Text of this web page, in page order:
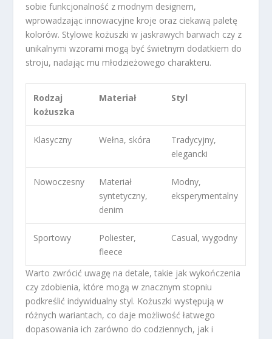
sobie funkcjonalność z modnym designem,
wprowadzając innowacyjne kroje oraz ciekawą paletę
kolorów. Stylowe kożuszki w jaskrawych barwach czy z
unikalnymi wzorami mogą być świetnym dodatkiem do
stroju, nadając mu młodzieżowego charakteru.
Rodzaj
kożuszka
Materiał Styl
Klasyczny Wełna, skóra
Tradycyjny,
elegancki
Nowoczesny
Materiał
syntetyczny,
denim
Modny,
eksperymentalny
Sportowy
Poliester,
fleece
Casual, wygodny
Warto zwrócić uwagę na detale, takie jak wykończenia
czy zdobienia, które mogą w znacznym stopniu
podkreślić indywidualny styl. Kożuszki występują w
różnych wariantach, co daje możliwość łatwego
dopasowania ich zarówno do codziennych, jak i